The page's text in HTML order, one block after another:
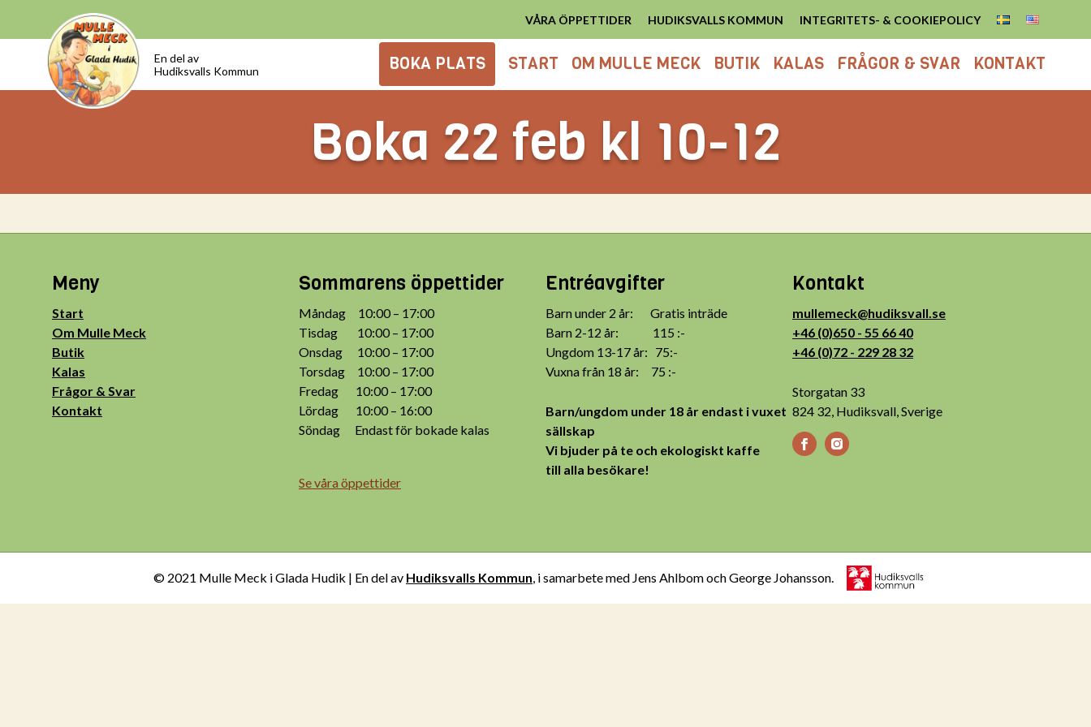
VÅRA ÖPPETTIDER HUDIKSVALLS KOMMUN INTEGRITETS- & COOKIEPOLICY
En del av
Hudiksvalls Kommun
BOKA PLATS START OM MULLE MECK BUTIK KALAS FRÅGOR & SVAR KONTAKT
Boka 22 feb kl 10-12
Meny
Start
Om Mulle Meck
Butik
Kalas
Frågor & Svar
Kontakt
Sommarens öppettider
Måndag 10:00 – 17:00
Tisdag 10:00 – 17:00
Onsdag 10:00 – 17:00
Torsdag 10:00 – 17:00
Fredag 10:00 – 17:00
Lördag 10:00 – 16:00
Söndag Endast för bokade kalas
Se våra öppettider
Entréavgifter
Barn under 2 år: Gratis inträde
Barn 2-12 år: 115 :-
Ungdom 13-17 år: 75:-
Vuxna från 18 år: 75 :-
Barn/ungdom under 18 år endast i vuxet
sällskap
Vi bjuder på te och ekologiskt kaffe
till alla besökare!
Kontakt
mullemeck@hudiksvall.se
+46 (0)650 - 55 66 40
+46 (0)72 - 229 28 32
Storgatan 33
824 32, Hudiksvall, Sverige
© 2021 Mulle Meck i Glada Hudik | En del av Hudiksvalls Kommun, i samarbete med Jens Ahlbom och George Johansson.